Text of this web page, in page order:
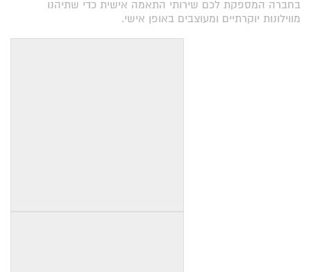
בחברה המספקת לכם שירותי התאמה אישית כדי שתיהנו
מווילונות יוקרתיים ומעוצבים באופן אישי.